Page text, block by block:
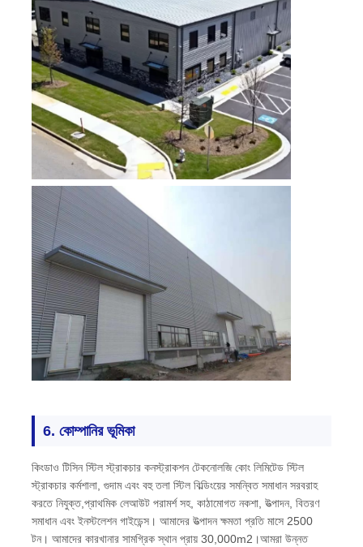
6. কোম্পানির ভূমিকা
কিংডাও টিসিন স্টিল স্ট্রাকচার কনস্ট্রাকশন টেকনোলজি কোং লিমিটেড স্টিল
স্ট্রাকচার কর্মশালা, গুদাম এবং বহু তলা স্টিল বিল্ডিংয়ের সমন্বিত সমাধান সরবরাহ
করতে নিযুক্ত,প্রাথমিক লেআউট পরামর্শ সহ, কাঠামোগত নকশা, উত্পাদন, বিতরণ
সমাধান এবং ইনস্টলেশন গাইডেন্স। আমাদের উত্পাদন ক্ষমতা প্রতি মাসে 2500
টন। আমাদের কারখানার সামগ্রিক স্থান প্রায় 30,000m2।আমরা উন্নত